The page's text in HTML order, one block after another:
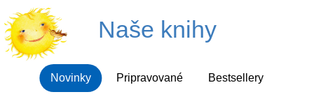
Naše knihy
Novinky Pripravované Bestsellery